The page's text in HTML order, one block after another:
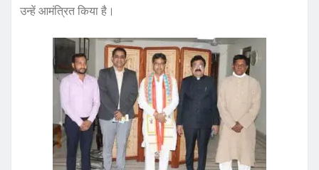
उन्हें आमंत्रित किया है।